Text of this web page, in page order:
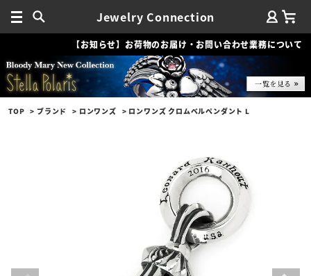
Jewelry Connection
【お知らせ】お荷物のお届け・お問い合わせ業務について
TOP ブランド ロンワンズ ロンワンズ クロムベルペンダント L